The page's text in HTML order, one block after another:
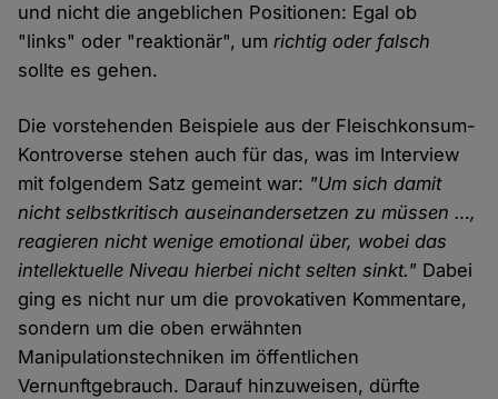
und nicht die angeblichen Positionen: Egal ob
"links" oder "reaktionär", umrichtig oder falsch
sollte es gehen.
Die vorstehenden Beispiele aus der Fleischkonsum-
Kontroverse stehen auch für das, was im Interview
mit folgendem Satz gemeint war: "Um sich damit
nicht selbstkritisch auseinandersetzen zu müssen …,
reagieren nicht wenige emotional über, wobei das
intellektuelle Niveau hierbei nicht selten sinkt." Dabei
ging es nicht nur um die provokativen Kommentare,
sondern um die oben erwähnten
Manipulationstechniken im öffentlichen
Vernunftgebrauch. Darauf hinzuweisen, dürfte